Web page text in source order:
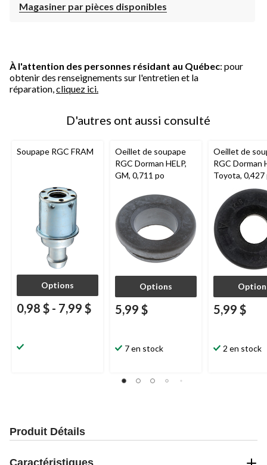
Magasiner par pièces disponibles
À l'attention des personnes résidant au Québec: pour
obtenir des renseignements sur l'entretien et la
réparation,cliquez ici.
D'autres ont aussi consulté
Soupape RGC FRAM
Options
0,98 $ - 7,99 $
Oeillet de soupape
RGC Dorman HELP,
GM, 0,711 po
Options
5,99 $
7 en stock
Oeillet de
RGC Dorman
Toyota, 0,427
5,99 $
2 en stock
Produit Détails